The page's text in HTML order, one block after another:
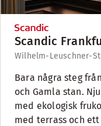
Scandic
Wilhelm-Leuschner-
Bara några steg
och Gamla stan.
med ekologisk
med terrass och